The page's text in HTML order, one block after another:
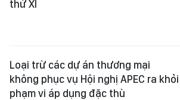
thứ XI
Loại trừ các dự án thương mại
không phục vụ Hội nghị APEC ra khỏi
phạm vi áp dụng đặc thù